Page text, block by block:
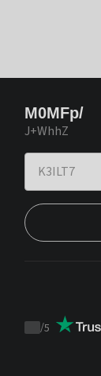
M0MFp/
J+WhhZ
/5